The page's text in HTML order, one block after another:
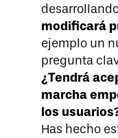
modificará
ejemplo un
pregunta
¿Tendrá
marcha
los
Has hecho